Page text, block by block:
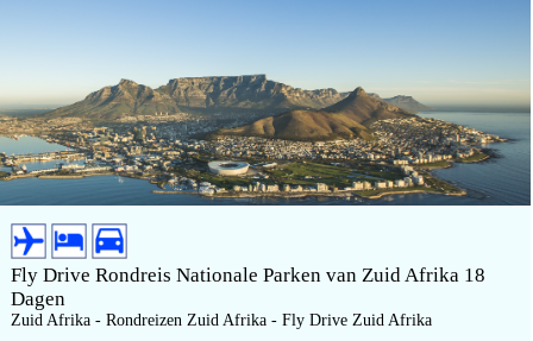
Fly Drive Rondreis Nationale Parken van Zuid Afrika 18
Dagen
Zuid Afrika - Rondreizen Zuid Afrika - Fly Drive Zuid Afrika